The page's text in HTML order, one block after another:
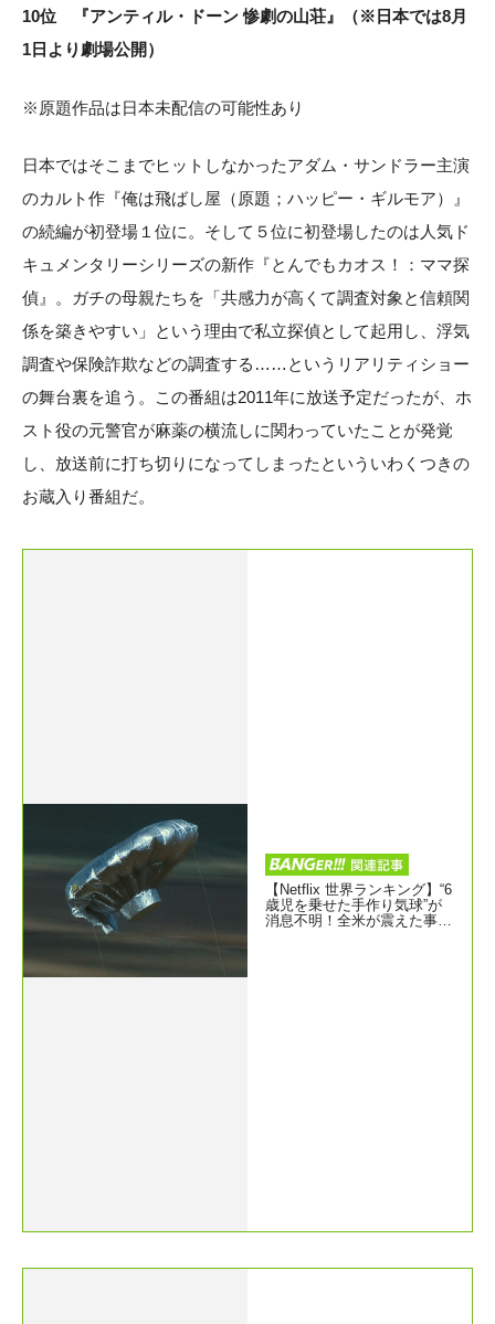
10位 『アンティル・ドーン 惨劇の山荘』（※日本では8月
1日より劇場公開）
※原題作品は日本未配信の可能性あり
日本ではそこまでヒットしなかったアダム・サンドラー主演
のカルト作『俺は飛ばし屋（原題；ハッピー・ギルモア）』
の続編が初登場１位に。そして５位に初登場したのは人気ド
キュメンタリーシリーズの新作『とんでもカオス！：ママ探
偵』。ガチの母親たちを「共感力が高くて調査対象と信頼関
係を築きやすい」という理由で私立探偵として起用し、浮気
調査や保険詐欺などの調査する……というリアリティショー
の舞台裏を追う。この番組は2011年に放送予定だったが、ホ
スト役の元警官が麻薬の横流しに関わっていたことが発覚
し、放送前に打ち切りになってしまったといういわくつきの
お蔵入り番組だ。
【Netflix 世界ランキング】“6
歳児を乗せた手作り気球”が
消息不明！全米が震えた事件